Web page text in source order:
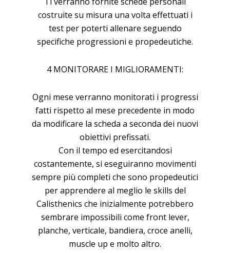
costruite su misura una volta effettuati i
test per poterti allenare seguendo
specifiche progressioni e propedeutiche.
4 MONITORARE I MIGLIORAMENTI:
Ogni mese verranno monitorati i progressi
fatti rispetto al mese precedente in modo
da modificare la scheda a seconda dei nuovi
obiettivi prefissati.
Con il tempo ed esercitandosi
costantemente, si eseguiranno movimenti
sempre più completi che sono propedeutici
per apprendere al meglio le skills del
Calisthenics che inizialmente potrebbero
sembrare impossibili come front lever,
planche, verticale, bandiera, croce anelli,
muscle up e molto altro.